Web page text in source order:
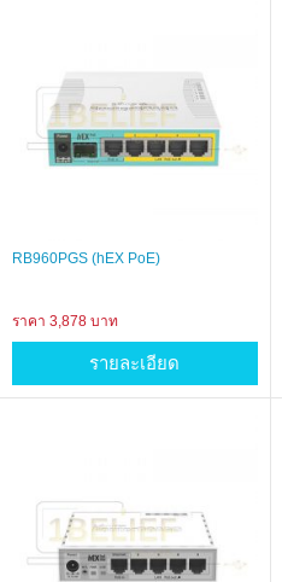
RB960PGS (hEX PoE)
ราคา 3,878 บาท
รายละเอียด